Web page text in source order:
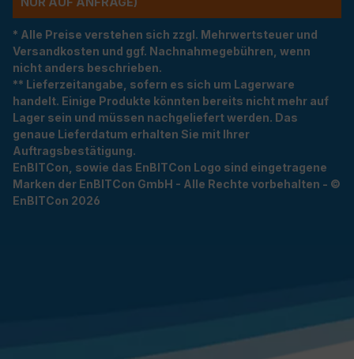
* Alle Preise verstehen sich zzgl. Mehrwertsteuer und
Versandkosten und ggf. Nachnahmegebühren, wenn
nicht anders beschrieben.
** Lieferzeitangabe, sofern es sich um Lagerware
handelt. Einige Produkte könnten bereits nicht mehr auf
Lager sein und müssen nachgeliefert werden. Das
genaue Lieferdatum erhalten Sie mit Ihrer
Auftragsbestätigung.
EnBITCon, sowie das EnBITCon Logo sind eingetragene
Marken der EnBITCon GmbH - Alle Rechte vorbehalten - ©
EnBITCon 2026